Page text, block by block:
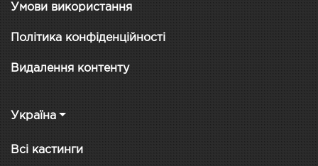
Умови використання
Політика конфіденційності
Видалення контенту
Україна
Всі кастинги